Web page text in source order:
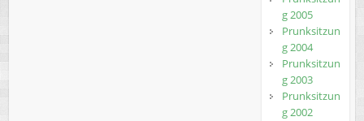
g 2005
Prunksitzun
g 2004
Prunksitzun
g 2003
Prunksitzun
g 2002